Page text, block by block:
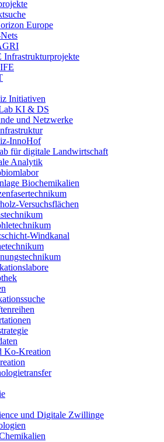
Europe
Infrastrukturprojekte
Initiativen
KI & DS
und Netzwerke
InnoHof
für digitale Landwirtschaft
Analytik
Biochemikalien
Versuchsflächen
Windkanal
Ko-Kreation
und Digitale Zwillinge